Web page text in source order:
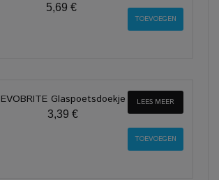
5,69 €
EVOBRITE Glaspoetsdoekje
3,39 €
LEES MEER